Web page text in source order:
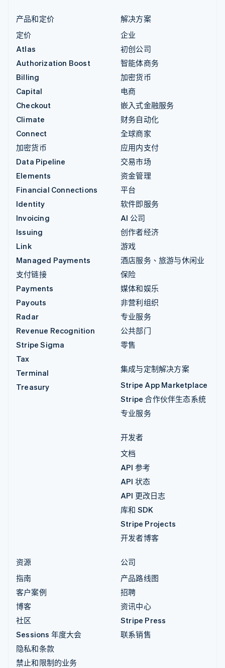
产品和定价
定价
Atlas
Authorization Boost
Billing
Capital
Checkout
Climate
Connect
加密货币
Data Pipeline
Elements
Financial Connections
Identity
Invoicing
Issuing
Link
Managed Payments
支付链接
Payments
Payouts
Radar
Revenue Recognition
Stripe Sigma
Tax
Terminal
Treasury
解决方案
企业
初创公司
智能体商务
加密货币
电商
嵌入式金融服务
财务自动化
全球商家
应用内支付
交易市场
资金管理
平台
软件即服务
AI 公司
创作者经济
游戏
酒店服务、旅游与休闲业
保险
媒体和娱乐
非营利组织
专业服务
公共部门
零售
集成与定制解决方案
Stripe App Marketplace
Stripe 合作伙伴生态系统
专业服务
开发者
文档
API 参考
API 状态
API 更改日志
库和 SDK
Stripe Projects
开发者博客
资源
指南
客户案例
博客
社区
Sessions 年度大会
隐私和条款
禁止和限制的业务
公司
产品路线图
招聘
资讯中心
Stripe Press
联系销售